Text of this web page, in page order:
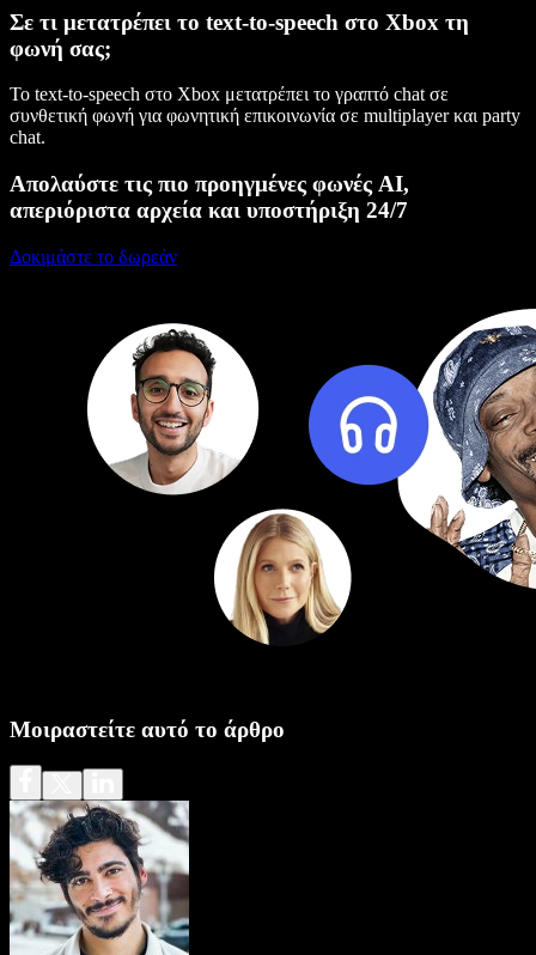
Σε τι μετατρέπει το text-to-speech στο Xbox τη
φωνή σας;
Το text-to-speech στο Xbox μετατρέπει το γραπτό chat σε
συνθετική φωνή για φωνητική επικοινωνία σε multiplayer και party
chat.
Απολαύστε τις πιο προηγμένες φωνές AI,
απεριόριστα αρχεία και υποστήριξη 24/7
Δοκιμάστε το δωρεάν
Μοιραστείτε αυτό το άρθρο